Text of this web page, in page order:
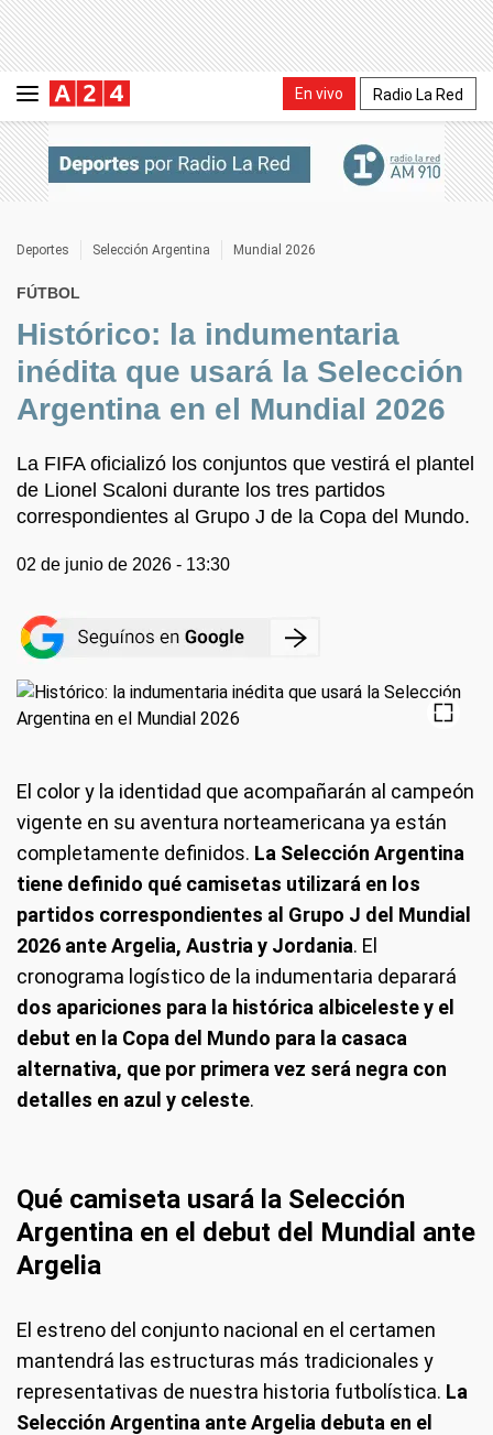
En vivo Radio La Red
Deportes Selección Argentina Mundial 2026
FÚTBOL
Histórico: la indumentaria
inédita que usará la Selección
Argentina en el Mundial 2026
La FIFA oficializó los conjuntos que vestirá el plantel
de Lionel Scaloni durante los tres partidos
correspondientes al Grupo J de la Copa del Mundo.
02 de junio de 2026 - 13:30
El color y la identidad que acompañarán al campeón
vigente en su aventura norteamericana ya están
completamente definidos. La Selección Argentina
tiene definido qué camisetas utilizará en los
partidos correspondientes al Grupo J del Mundial
2026 ante Argelia, Austria y Jordania. El
cronograma logístico de la indumentaria deparará
dos apariciones para la histórica albiceleste y el
debut en la Copa del Mundo para la casaca
alternativa, que por primera vez será negra con
detalles en azul y celeste.
Qué camiseta usará la Selección
Argentina en el debut del Mundial ante
Argelia
El estreno del conjunto nacional en el certamen
mantendrá las estructuras más tradicionales y
representativas de nuestra historia futbolística. La
Selección Argentina ante Argelia debuta en el